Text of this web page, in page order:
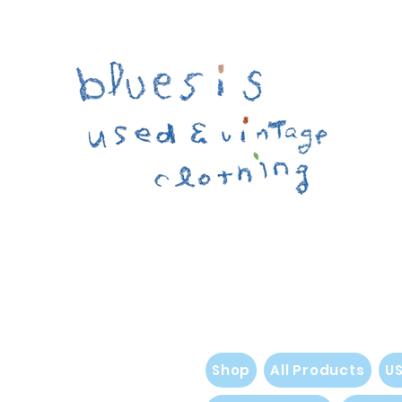
Shop All Products